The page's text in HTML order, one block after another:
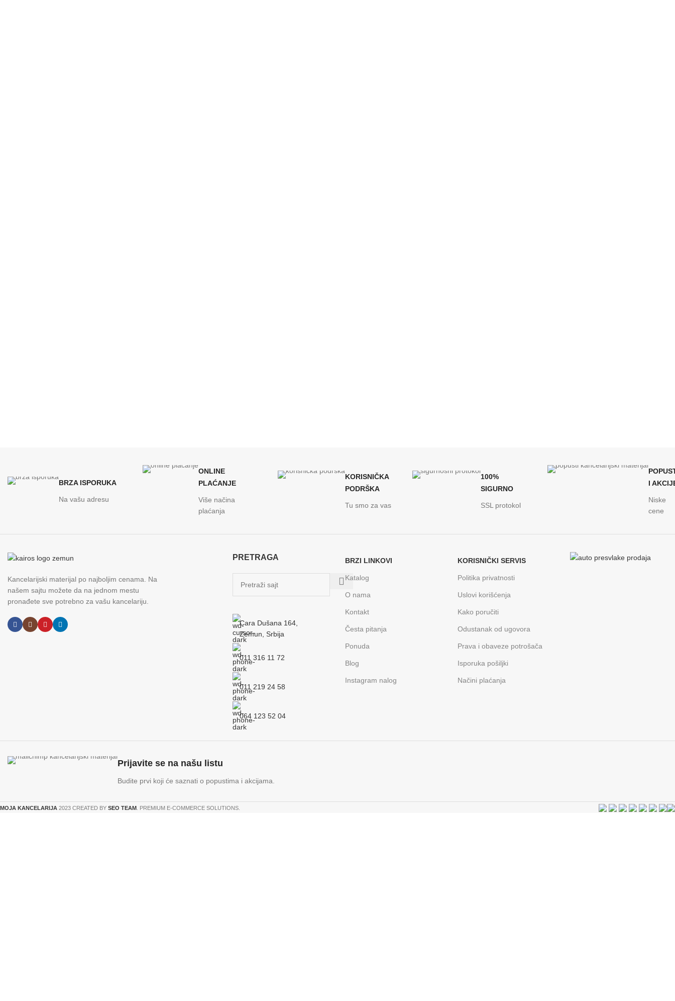
BRZA ISPORUKA
Na vašu adresu
ONLINE
PLAĆANJE
Više načina
plaćanja
KORISNIČKA
PODRŠKA
Tu smo za vas
100%
SIGURNO
SSL protokol
I
Niske
cene
Kancelarijski materijal po najboljim cenama. Na
našem sajtu možete da na jednom mestu
pronađete sve potrebno za vašu kancelariju.
PRETRAGA
Cara Dušana 164,
Zemun, Srbija
011 316 11 72
011 219 24 58
064 123 52 04
BRZI LINKOVI
Katalog
O nama
Kontakt
Česta pitanja
Ponuda
Blog
Instagram nalog
KORISNIČKI SERVIS
Politika privatnosti
Uslovi korišćenja
Kako poručiti
Odustanak od ugovora
Prava i obaveze potrošača
Isporuka pošiljki
Načini plaćanja
Prijavite se na našu listu
Budite prvi koji će saznati o popustima i akcijama.
MOJA KANCELARIJA 2023 CREATED BY SEO TEAM . PREMIUM E-COMMERCE SOLUTIONS.